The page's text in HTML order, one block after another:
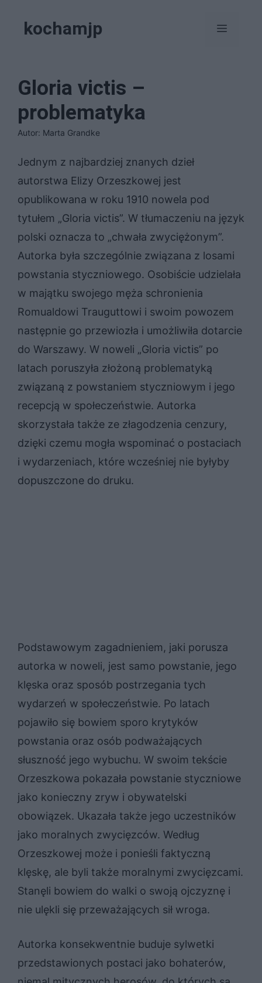
kochamjp Menu
Gloria victis –
problematyka
Autor: Marta Grandke
Jednym z najbardziej znanych dzieł
autorstwa Elizy Orzeszkowej jest
opublikowana w roku 1910 nowela pod
tytułem „Gloria victis”. W tłumaczeniu na język
polski oznacza to „chwała zwyciężonym”.
Autorka była szczególnie związana z losami
powstania styczniowego. Osobiście udzielała
w majątku swojego męża schronienia
Romualdowi Trauguttowi i swoim powozem
następnie go przewiozła i umożliwiła dotarcie
do Warszawy. W noweli „Gloria victis” po
latach poruszyła złożoną problematyką
związaną z powstaniem styczniowym i jego
recepcją w społeczeństwie. Autorka
skorzystała także ze złagodzenia cenzury,
dzięki czemu mogła wspominać o postaciach
i wydarzeniach, które wcześniej nie byłyby
dopuszczone do druku.
Podstawowym zagadnieniem, jaki porusza
autorka w noweli, jest samo powstanie, jego
klęska oraz sposób postrzegania tych
wydarzeń w społeczeństwie. Po latach
pojawiło się bowiem sporo krytyków
powstania oraz osób podważających
słuszność jego wybuchu. W swoim tekście
Orzeszkowa pokazała powstanie styczniowe
jako konieczny zryw i obywatelski
obowiązek. Ukazała także jego uczestników
jako moralnych zwycięzców. Według
Orzeszkowej może i ponieśli faktyczną
klęskę, ale byli także moralnymi zwycięzcami.
Stanęli bowiem do walki o swoją ojczyznę i
nie ulękli się przeważających sił wroga.
Autorka konsekwentnie buduje sylwetki
przedstawionych postaci jako bohaterów,